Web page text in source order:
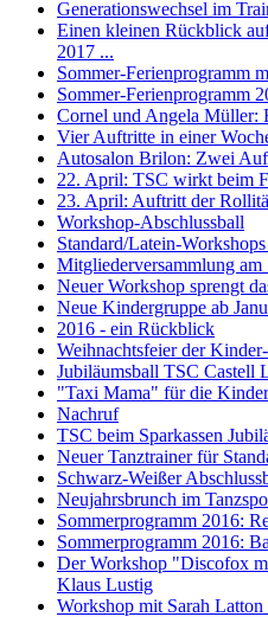
Generationswechsel im
Einen kleinen Rückblick
2017 ...
Sommer-Ferienprogramm
Sommer-Ferienprogramm
Cornel und Angela Müller:
Vier Auftritte in einer
Autosalon Brilon: Zwei
22. April: TSC wirkt beim
23. April: Auftritt der
Workshop-Abschlussball
Standard/Latein-
Mitgliederversammlung am
Neuer Workshop sprengt
Neue Kindergruppe ab
2016 - ein Rückblick
Weihnachtsfeier der
Jubiläumsball TSC Castell
"Taxi Mama" für die
Nachruf
TSC beim Sparkassen
Neuer Tanztrainer für
Schwarz-Weißer
Neujahrsbrunch im
Sommerprogramm 2016:
Sommerprogramm 2016:
Der Workshop "Discofox
Klaus Lustig
Workshop mit Sarah